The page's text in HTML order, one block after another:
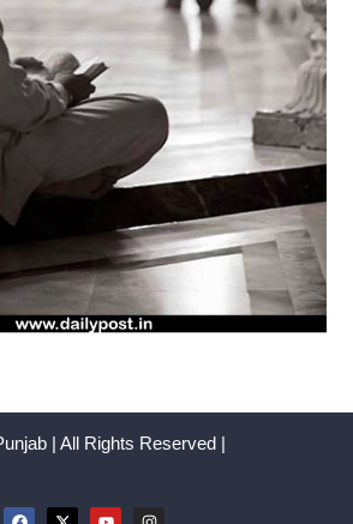
| All Rights Reserved |
F
X
Y
I